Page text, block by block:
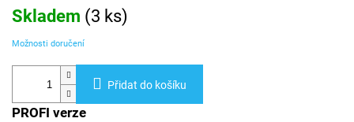
Měrná
cena:
Skladem (3 ks)
Možnosti doručení
Přidat do košíku
PROFI verze